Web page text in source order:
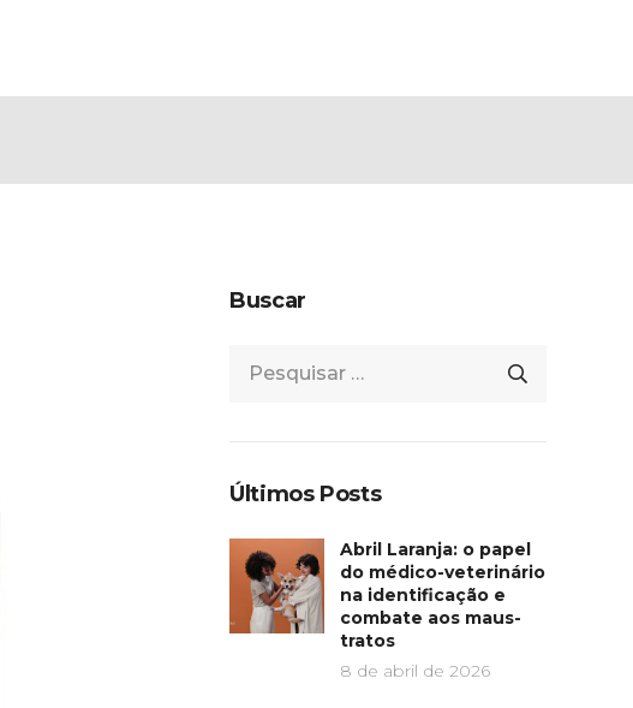
Buscar
Últimos Posts
Abril Laranja: o papel
do médico-veterinário
na identificação e
combate aos maus-
tratos
8 de abril de 2026